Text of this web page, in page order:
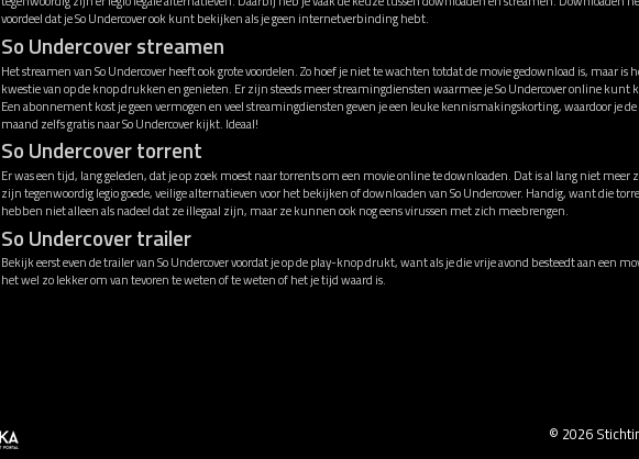
voordeel dat je So Undercover ook kunt bekijken als je geen internetverbinding hebt.
So Undercover streamen
Het streamen van So Undercover heeft ook grote voordelen. Zo hoef je niet te wachten totdat de movie gedownload is, maar is
kwestie van op de knop drukken en genieten. Er zijn steeds meer streamingdiensten waarmee je So Undercover online kunt
Een abonnement kost je geen vermogen en veel streamingdiensten geven je een leuke kennismakingskorting, waardoor je de
maand zelfs gratis naar So Undercover kijkt. Ideaal!
So Undercover torrent
Er was een tijd, lang geleden, dat je op zoek moest naar torrents om een movie online te downloaden. Dat is al lang niet meer
zijn tegenwoordig legio goede, veilige alternatieven voor het bekijken of downloaden van So Undercover. Handig, want die
hebben niet alleen als nadeel dat ze illegaal zijn, maar ze kunnen ook nog eens virussen met zich meebrengen.
So Undercover trailer
Bekijk eerst even de trailer van So Undercover voordat je op de play-knop drukt, want als je die vrije avond besteedt aan een
het wel zo lekker om van tevoren te weten of te weten of het je tijd waard is.
© 2026